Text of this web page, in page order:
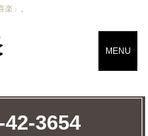
CLOSE
3654
～14:00
楽」。
MENU
3654